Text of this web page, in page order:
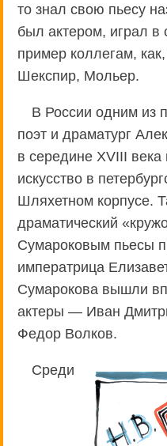
то знал свою пьесу
был актером, играл в
пример коллегам,
Шекспир, Мольер.
В России одним из
поэт и драматург
в середине XVIII века
искусство в
Шляхетном корпусе.
драматический
Сумароковым пьесы
императрица
Сумарокова вышли
актеры — Иван
Федор Волков.
Среди